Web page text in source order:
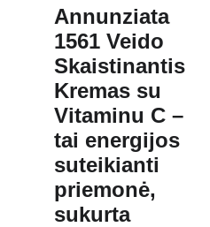
Annunziata
1561 Veido
Skaistinantis
Kremas su
Vitaminu C –
tai energijos
suteikianti
priemonė,
sukurta